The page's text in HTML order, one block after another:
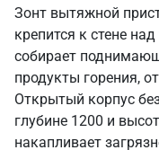
Зонт вытяжной
крепится к стене
собирает
продукты горения,
Открытый корпус
глубине 1200 и
накапливает